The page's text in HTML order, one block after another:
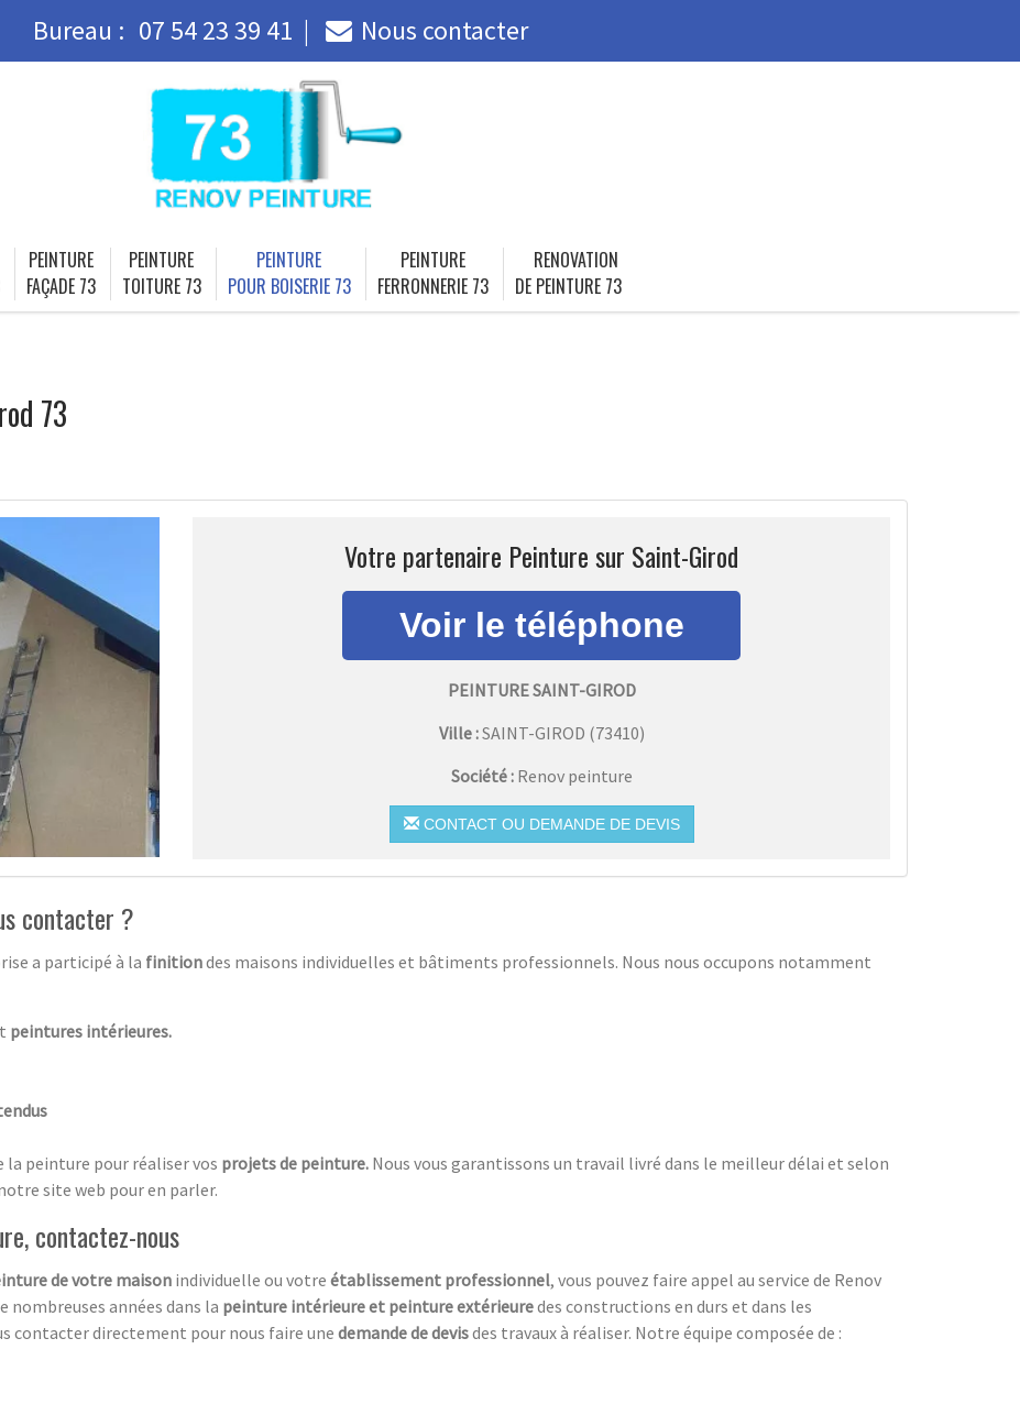
Bureau : 07 54 23 39 41 Nous contacter
PEINTURE
FAÇADE 73
PEINTURE
TOITURE 73
PEINTURE
POUR BOISERIE 73
PEINTURE
FERRONNERIE 73
RENOVATION
DE PEINTURE 73
73
Votre partenaire Peinture sur Saint-Girod
PEINTURE SAINT-GIROD
Ville :SAINT-GIROD (73410)
Société : Renov peinture
CONTACT OU DEMANDE DE DEVIS
contacter ?
a participé à la finitiondes maisons individuelles et bâtiments professionnels. Nous nous occupons notamment
peintures intérieures.
la peinture pour réaliser vos projets de peinture. Nous vous garantissons un travail livré dans le meilleur délai et selon
site web pour en parler.
contactez-nous
de votre maison individuelle ou votre établissement professionnel, vous pouvez faire appel au service de Renov
années dans la peinture intérieure et peinture extérieuredes constructions en durs et dans les
contacter directement pour nous faire une demande de devisdes travaux à réaliser. Notre équipe composée de :